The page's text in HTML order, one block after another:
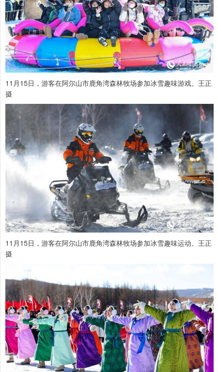
11月15日，游客在阿尔山市鹿角湾森林牧场参加冰雪趣味游戏。王正
摄
11月15日，游客在阿尔山市鹿角湾森林牧场参加冰雪趣味运动。王正
摄